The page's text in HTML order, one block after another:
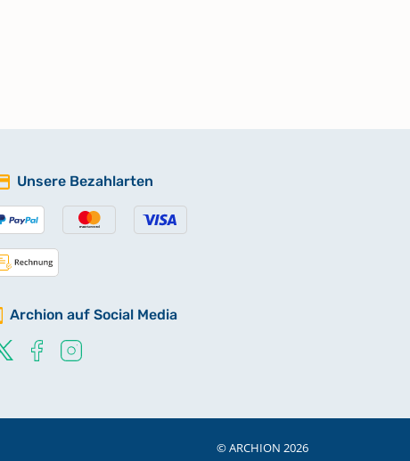
Unsere Bezahlarten
Archion auf Social Media
© ARCHION 2026